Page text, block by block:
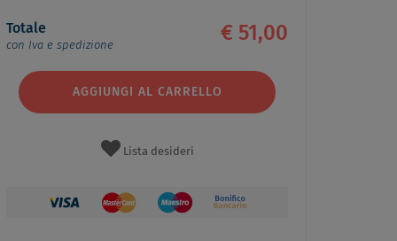
Totale
con Iva e spedizione
€ 51,00
AGGIUNGI AL CARRELLO
Lista desideri